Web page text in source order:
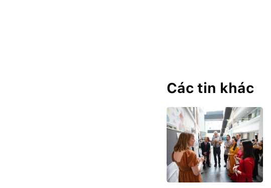
Các tin khác